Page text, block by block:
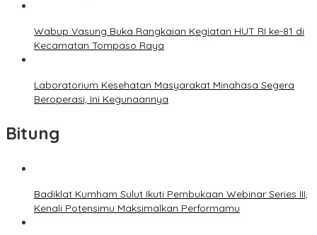
Wabup Vasung Buka Rangkaian Kegiatan HUT RI ke-81 di
Kecamatan Tompaso Raya
Laboratorium Kesehatan Masyarakat Minahasa Segera
Beroperasi, Ini Kegunaannya
Bitung
Badiklat Kumham Sulut Ikuti Pembukaan Webinar Series III,
Kenali Potensimu Maksimalkan Performamu